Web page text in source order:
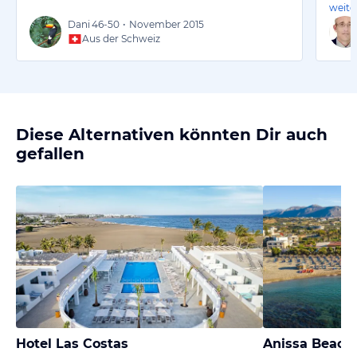
Dani 46-50 • November 2015
Aus der Schweiz
Diese Alternativen könnten Dir auch
gefallen
Hotel Las Costas Anissa